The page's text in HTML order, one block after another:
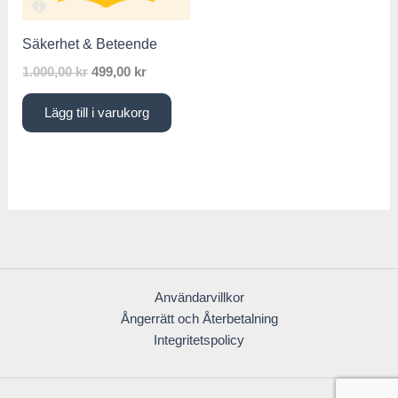
Säkerhet & Beteende
1.000,00kr 499,00 kr
Lägg till i varukorg
Användarvillkor
Ångerrätt och Återbetalning
Integritetspolicy